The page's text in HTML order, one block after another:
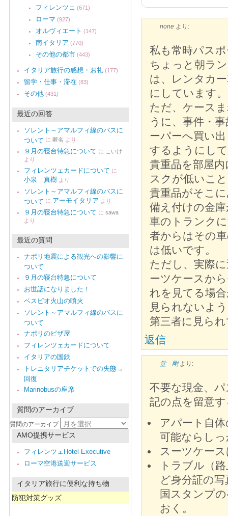
none より:
私も常時パス
ちょっと朝ラ
は、レンタカ
にしています。
ただ、ケース
うに、事件・
ーパーへ買い
するようにし
貴重品を部屋
スクが低いこと
貴重品がそこ
備え付けの金
車のトランク
者からはその
は低いです。
ただし、実際
ーツケースか
れを見てる場
見られないよ
第三者に見ら
返信
堂 剛 より:
不要な現金、
記の点を留意
アパート自
可能ならし
スーツケー
トラブル（
ど身分証の
国スタンプ
おく。
フィレンツェ (671)
ローマ (927)
オルヴィエート (147)
南イタリア (770)
その他の都市 (443)
イタリア旅行の感想・お礼 (177)
留学・仕事・滞在 (83)
その他 (431)
最近の回答
ソレント～アマルフィ線のバスに
ついて に 匿名 より
９月の寝台特急について に こいけ
より
フィレンツェカードについて に
小泉 真樹 より
ソレント～アマルフィ線のバスに
ついて に アーモイタリア より
９月の寝台特急について に sawa
より
最近の質問
ナポリ地震による観光への影響に
ついて
９月の寝台特急について
お世話になりました！
ベスピオ火山の噴火
ソレント～アマルフィ線のバスに
ついて
ナポリのピザ屋
フィレンツェカードについて
イタリアの国鉄
トレニタリアチケットでの失態→
回復
Marinobusの座席
質問のアーカイブ
質問のアーカイブ
AMO提携サービス
フィレンツェHotel Executive
ローマ空港送迎サービス
イタリア旅行に便利な持ち物
防犯対策グッズ